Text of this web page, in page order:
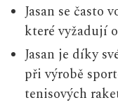
Jasan se často
které vyžadují
Jasan je díky
při výrobě
tenisových